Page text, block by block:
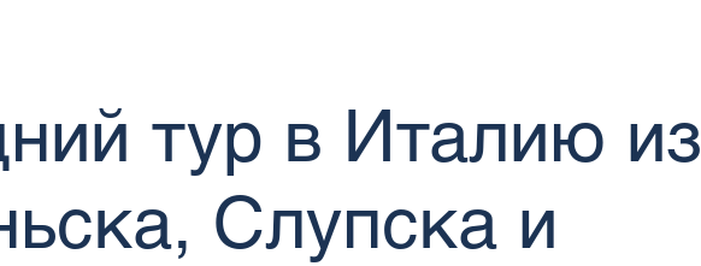
тур в Италию из
Слупска и